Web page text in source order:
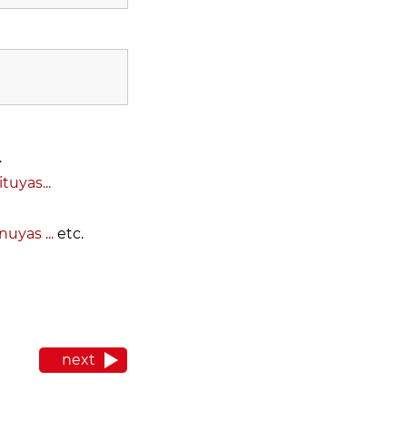
... etc.
next